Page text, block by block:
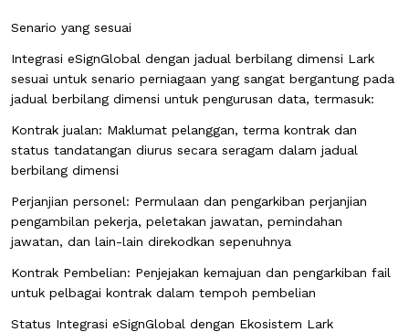
Senario yang sesuai
Integrasi eSignGlobal dengan jadual berbilang dimensi Lark
sesuai untuk senario perniagaan yang sangat bergantung pada
jadual berbilang dimensi untuk pengurusan data, termasuk:
Kontrak jualan: Maklumat pelanggan, terma kontrak dan
status tandatangan diurus secara seragam dalam jadual
berbilang dimensi
Perjanjian personel: Permulaan dan pengarkiban perjanjian
pengambilan pekerja, peletakan jawatan, pemindahan
jawatan, dan lain-lain direkodkan sepenuhnya
Kontrak Pembelian: Penjejakan kemajuan dan pengarkiban fail
untuk pelbagai kontrak dalam tempoh pembelian
Status Integrasi eSignGlobal dengan Ekosistem Lark